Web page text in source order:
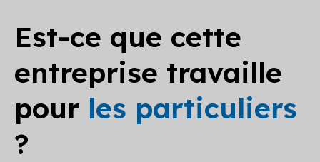
Est-ce que cette
entreprise travaille
pour les particuliers
?